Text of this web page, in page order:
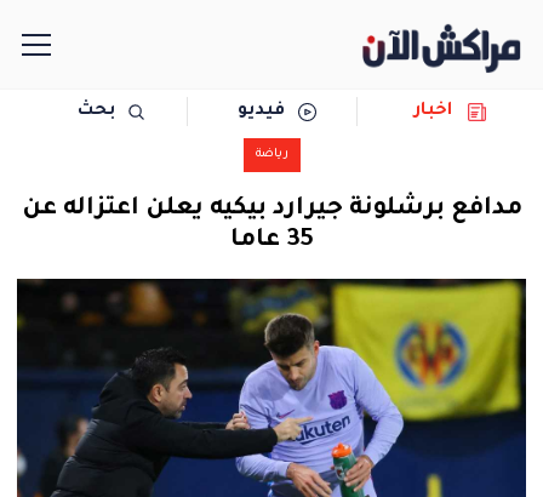
مجتمع
حوادث
اخبار فيديو بحث
رياضة
مدافع برشلونة جيرارد بيكيه يعلن اعتزاله عن
35 عاما